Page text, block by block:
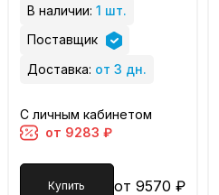
В наличии: 1 шт.
Поставщик
Доставка: от 3 дн.
С личным кабинетом
от 9283 ₽
Купить от 9570 ₽